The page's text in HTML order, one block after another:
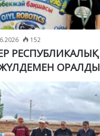
152
РЕСПУБЛИКАЛЫҚ
ОРАЛДЫ